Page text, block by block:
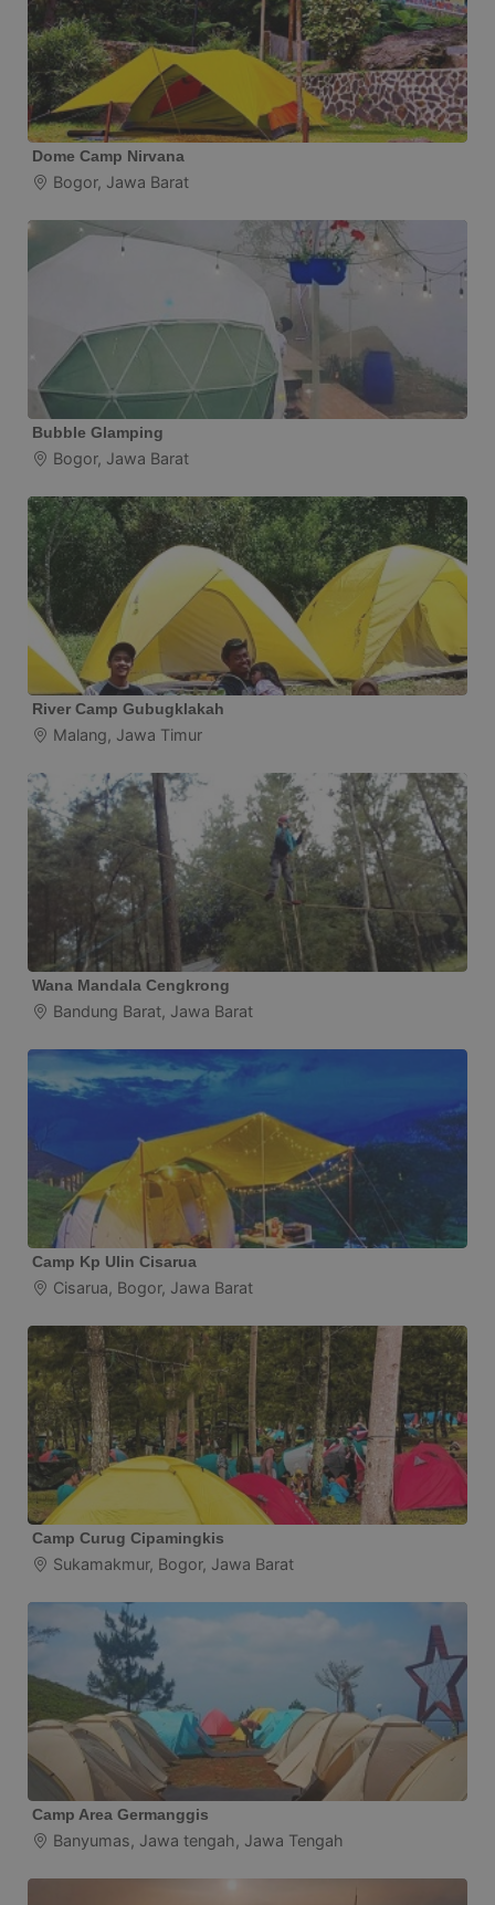
Dome Camp Nirvana
Bogor, Jawa Barat
Bubble Glamping
Bogor, Jawa Barat
River Camp Gubugklakah
Malang, Jawa Timur
Wana Mandala Cengkrong
Bandung Barat, Jawa Barat
Camp Kp Ulin Cisarua
Cisarua, Bogor, Jawa Barat
Camp Curug Cipamingkis
Sukamakmur, Bogor, Jawa Barat
Camp Area Germanggis
Banyumas, Jawa tengah, Jawa Tengah